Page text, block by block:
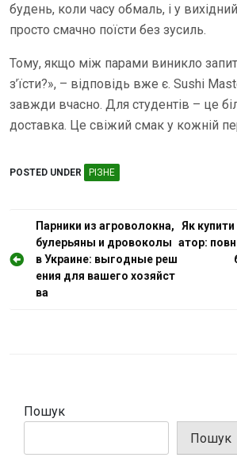
будень, коли часу обмаль, і у
просто смачно поїсти без зусиль.
Тому, якщо між парами виникло
з’їсти?», – відповідь вже є. Sushi
завжди вчасно. Для студентів – це
доставка. Це свіжий смак у кожній
POSTED UNDER РІЗНЕ
а
в
Парники из агроволокна,
булерьяны и дровоколы
в Украине: выгодные реш
ения для вашего хозяйст
ва
Як
атор:
Пошук
Пошук